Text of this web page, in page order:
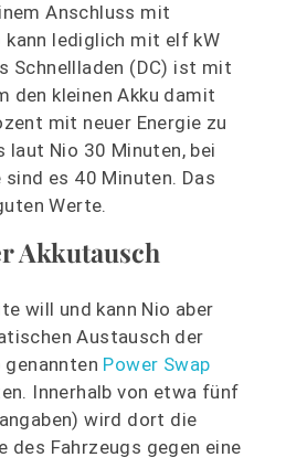
Anschluss mit
lediglich mit elf kW
Schnellladen (DC) ist mit
den kleinen Akku damit
mit neuer Energie zu
laut Nio 30 Minuten, bei
es 40 Minuten. Das
Werte.
Akkutausch
will und kann Nio aber
Austausch der
Power Swap
Innerhalb von etwa fünf
wird dort die
des Fahrzeugs gegen eine